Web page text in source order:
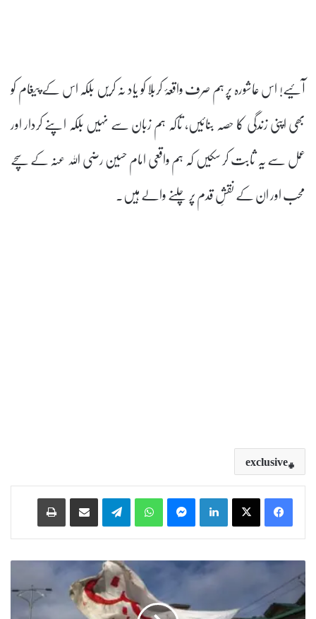
آئیے! اس عاشورہ پر ہم صرف واقعۂ کربلا کو یاد نہ کریں بلکہ اس کے پیغام کو
بھی اپنی زندگی کا حصہ بنائیں، تاکہ ہم زبان سے نہیں بلکہ اپنے کردار اور
عمل سے یہ ثابت کر سکیں کہ ہم واقعی امام حسین رضی اللہ عنہ کے سچے
محب اور ان کے نقشِ قدم پر چلنے والے ہیں۔
exclusive
LinkedIn
WhatsApp
Telegram
د
ی
ن
خ